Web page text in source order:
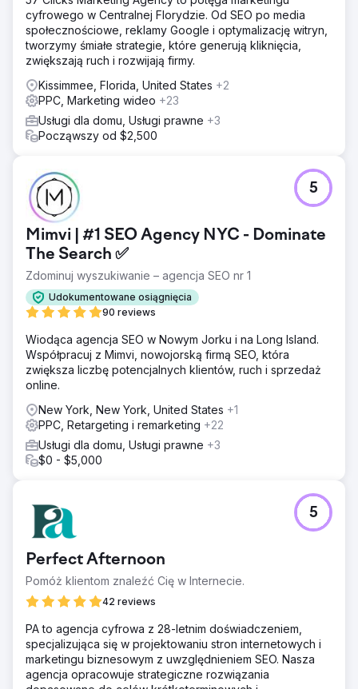
cyfrowego w Centralnej Florydzie. Od SEO po media
społecznościowe, reklamy Google i optymalizację witryn,
tworzymy śmiałe strategie, które generują kliknięcia,
zwiększają ruch i rozwijają firmy.
Kissimmee, Florida, United States +2
PPC, Marketing wideo +23
Usługi dla domu, Usługi prawne +3
Począwszy od $2,500
Mimvi | #1 SEO Agency NYC - Dominate
The Search ✅
Zdominuj wyszukiwanie – agencja SEO nr 1
Udokumentowane osiągnięcia
90 reviews
5
Wiodąca agencja SEO w Nowym Jorku i na Long Island.
Współpracuj z Mimvi, nowojorską firmą SEO, która
zwiększa liczbę potencjalnych klientów, ruch i sprzedaż
online.
New York, New York, United States +1
PPC, Retargeting i remarketing +22
Usługi dla domu, Usługi prawne +3
$0 - $5,000
Perfect Afternoon
Pomóż klientom znaleźć Cię w Internecie.
42 reviews
5
PA to agencja cyfrowa z 28-letnim doświadczeniem,
specjalizująca się w projektowaniu stron internetowych i
marketingu biznesowym z uwzględnieniem SEO. Nasza
agencja opracowuje strategiczne rozwiązania